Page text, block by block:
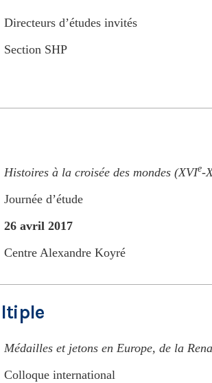
Directeurs d’études invités
Section SHP
Histoires à la croisée des mondes (XVIe-
Journée d’étude
26 avril 2017
Centre Alexandre Koyré
Médailles et jetons en Europe, de la
Colloque international